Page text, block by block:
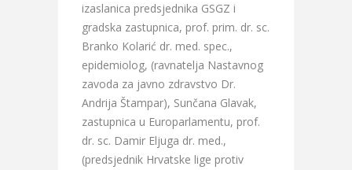
izaslanica predsjednika GSGZ i
gradska zastupnica, prof. prim. dr. sc.
Branko Kolarić dr. med. spec.,
epidemiolog, (ravnatelja Nastavnog
zavoda za javno zdravstvo Dr.
Andrija Štampar), Sunčana Glavak,
zastupnica u Europarlamentu, prof.
dr. sc. Damir Eljuga dr. med.,
(predsjednik Hrvatske lige protiv